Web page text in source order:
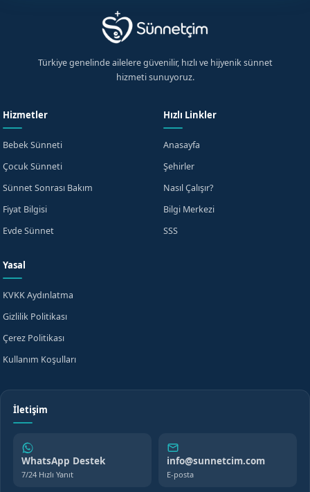
Türkiye genelinde ailelere güvenilir, hızlı ve hijyenik sünnet
hizmeti sunuyoruz.
Hizmetler
Bebek Sünneti
Çocuk Sünneti
Sünnet Sonrası Bakım
Fiyat Bilgisi
Evde Sünnet
Hızlı Linkler
Anasayfa
Şehirler
Nasıl Çalışır?
Bilgi Merkezi
SSS
Yasal
KVKK Aydınlatma
Gizlilik Politikası
Çerez Politikası
Kullanım Koşulları
İletişim
WhatsApp Destek
7/24 Hızlı Yanıt
info@sunnetcim.com
E-posta